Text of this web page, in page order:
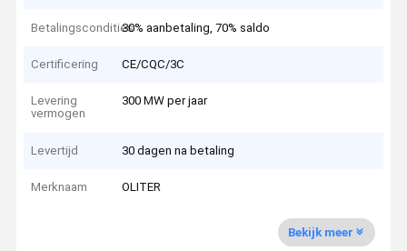
Betalingscondities30% aanbetaling, 70% saldo
Certificering CE/CQC/3C
Levering
vermogen
300 MW per jaar
Levertijd 30 dagen na betaling
Merknaam OLITER
Bekijk meer